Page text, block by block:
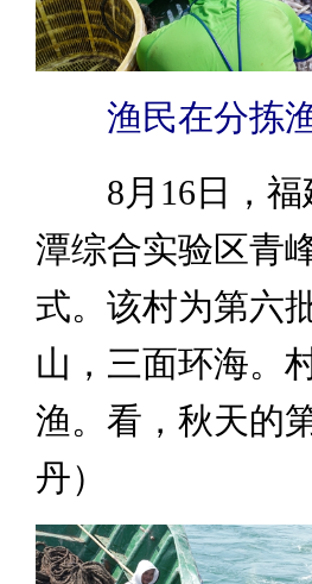
渔民在分拣
8月16日，福
潭综合实验区青
式。该村为第六
山，三面环海。
渔。看，秋天的
丹）